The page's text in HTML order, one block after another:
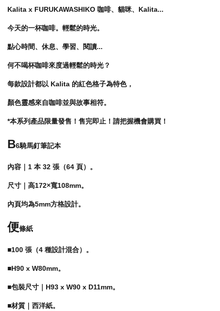
Kalita x FURUKAWASHIKO 咖啡、貓咪、Kalita...
今天的一杯咖啡。輕鬆的時光。
點心時間、休息、學習、閱讀...
何不喝杯咖啡來度過輕鬆的時光？
每款設計都以 Kalita 的紅色格子為特色，
顏色靈感來自咖啡並與故事相符。
*本系列產品限量發售！售完即止！請把握機會購買！
B6騎馬釘筆記本
內容｜1 本 32 張（64 頁）。
尺寸｜高172×寬108mm。
內頁均為5mm方格設計。
便條紙
■100 張（4 種設計混合） 。
■H90 x W80mm。
■包裝尺寸｜H93 x W90 x D11mm。
■材質｜西洋紙。